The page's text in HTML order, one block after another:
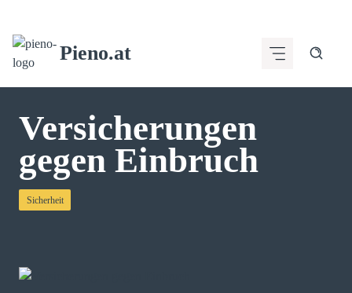
Inhalt
springen
Pieno.at
Versicherungen
gegen Einbruch
Sicherheit